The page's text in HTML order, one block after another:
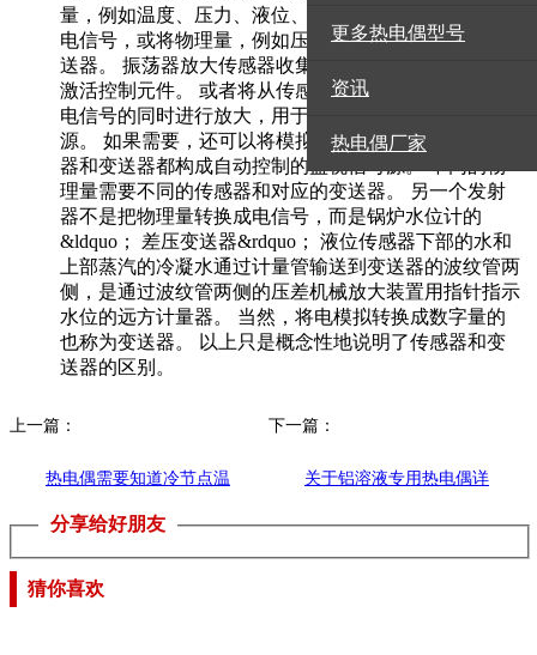
更多热电偶型号
资讯
热电偶厂家
量，例如温度、压力、液位、材料、气体特性等转换成
电信号，或将物理量，例如压力、液位等直接传送到变
送器。 振荡器放大传感器收集的微弱电信号以传送和
激活控制元件。 或者将从传感器输入的非电量转换为
电信号的同时进行放大，用于远距离测量和控制的信号
源。 如果需要，还可以将模拟量转换为数字量。 传感
器和变送器都构成自动控制的监视信号源。 不同的物
理量需要不同的传感器和对应的变送器。 另一个发射
器不是把物理量转换成电信号，而是锅炉水位计的
&ldquo； 差压变送器&rdquo； 液位传感器下部的水和
上部蒸汽的冷凝水通过计量管输送到变送器的波纹管两
侧，是通过波纹管两侧的压差机械放大装置用指针指示
水位的远方计量器。 当然，将电模拟转换成数字量的
也称为变送器。 以上只是概念性地说明了传感器和变
送器的区别。
上一篇：
热电偶需要知道冷节点温
度以确定实际的热节点温
度
下一篇：
关于铝溶液专用热电偶详
细性能参数的介绍
分享给好朋友
猜你喜欢